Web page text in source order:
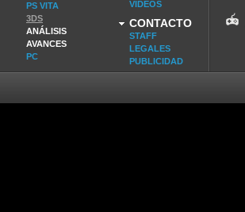
PS VITA
3DS
ANÁLISIS
AVANCES
PC
VIDEOS
CONTACTO
STAFF
LEGALES
PUBLICIDAD